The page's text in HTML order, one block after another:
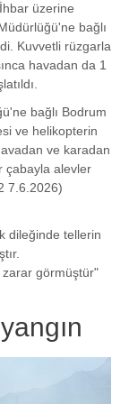
üzerine
bağlı
Kuvvetli rüzgarla
havadan da 1
bağlı Bodrum
ve helikopterin
ve karadan
çabayla alevler
7.6.2026)
dileğinde tellerin
zarar görmüştür"